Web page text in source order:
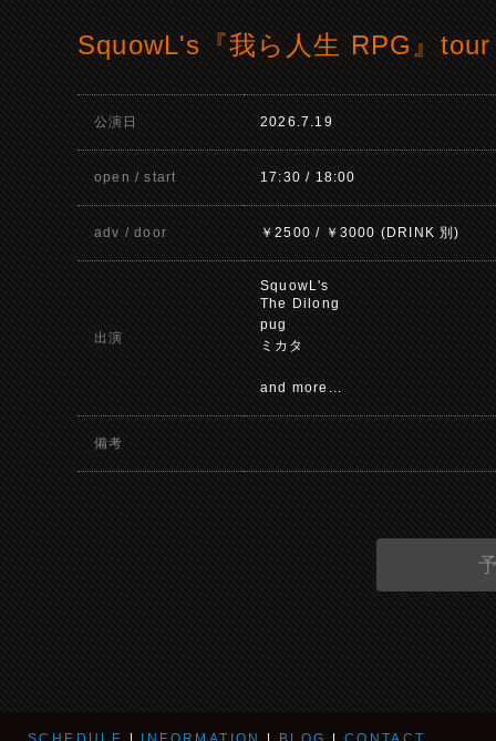
SquowL's『我ら人生 RPG』tour
公演日 2026.7.19
open / start 17:30 / 18:00
adv / door ￥2500 / ￥3000 (DRINK 別)
出演
SquowL's
The Dilong
pug
ミカタ
and more...
備考